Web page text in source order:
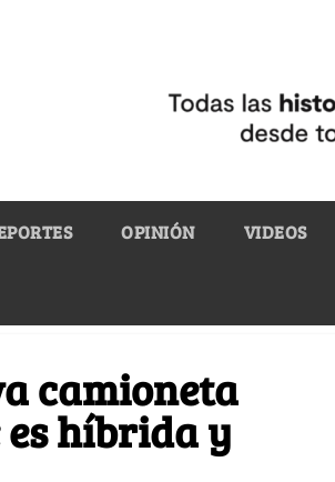
OPINIÓN VIDEOS
camioneta
híbrida y